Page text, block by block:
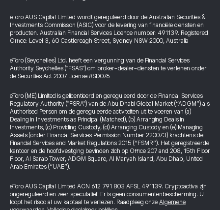
eToro AUS Capital Limited wordt gereguleerd door de Australian Securities &
Investments Commission (ASIC) voor de levering van financiële diensten en
producten. Australian Financial Services Licence number: 491139. Registered
Office: Level 3, 60 Castlereagh Street, Sydney NSW 2000, Australia
eToro (Seychelles) Ltd. heeft een vergunning van de Financial Services
Authority Seychelles ("FSAS") om broker-dealer-diensten te verlenen onder
de Securities Act 2007 License #SD076
eToro (ME) Limited is gelicentieerd en gereguleerd door de Financial Services
Regulatory Authority ("FSRA") van de Abu Dhabi Global Market (“ADGM”) als
Authorised Person om de gereguleerde activiteiten uit te voeren van (a)
Dealing in Investments as Principal (Matched), (b) Arranging Deals in
Investments, (c) Providing Custody, (d) Arranging Custody en (e) Managing
Assets (onder Financial Services Permission Number 220073) krachtens de
Financial Services and Market Regulations 2015 (“FSMR”). Het geregistreerde
kantoor en de hoofdvestiging bevinden zich op Office 207 and 208, 15th Floor
Floor, Al Sarab Tower, ADGM Square, Al Maryah Island, Abu Dhabi, United
Arab Emirates (“UAE”).
eToro AUS Capital Limited ACN 612 791 803 AFSL 491139. Cryptoactiva zijn
ongereguleerd en zeer speculatief. Er is geen consumentenbescherming. U
loopt het risico al uw kapitaal te verliezen. Raadpleeg onze Algemene